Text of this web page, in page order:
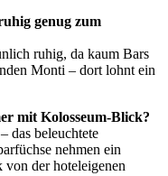
genug zum
ruhig, da kaum Bars
Monti – dort lohnt ein
mit Kolosseum-Blick?
das beleuchtete
nehmen ein
von der hoteleigenen